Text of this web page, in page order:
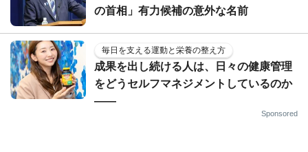
の首相」有力候補の意外な名前
毎日を支える運動と栄養の整え方
成果を出し続ける人は、日々の健康管理
をどうセルフマネジメントしているのか
——
Sponsored